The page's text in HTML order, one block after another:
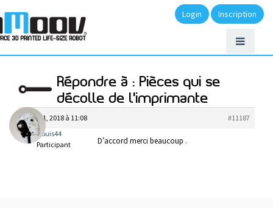
Login Inscription
Répondre à : Pièces qui se
décolle de l'imprimante
août 21, 2018 à 11:08
#11187
Louis44
Participant
D’accord merci beaucoup .